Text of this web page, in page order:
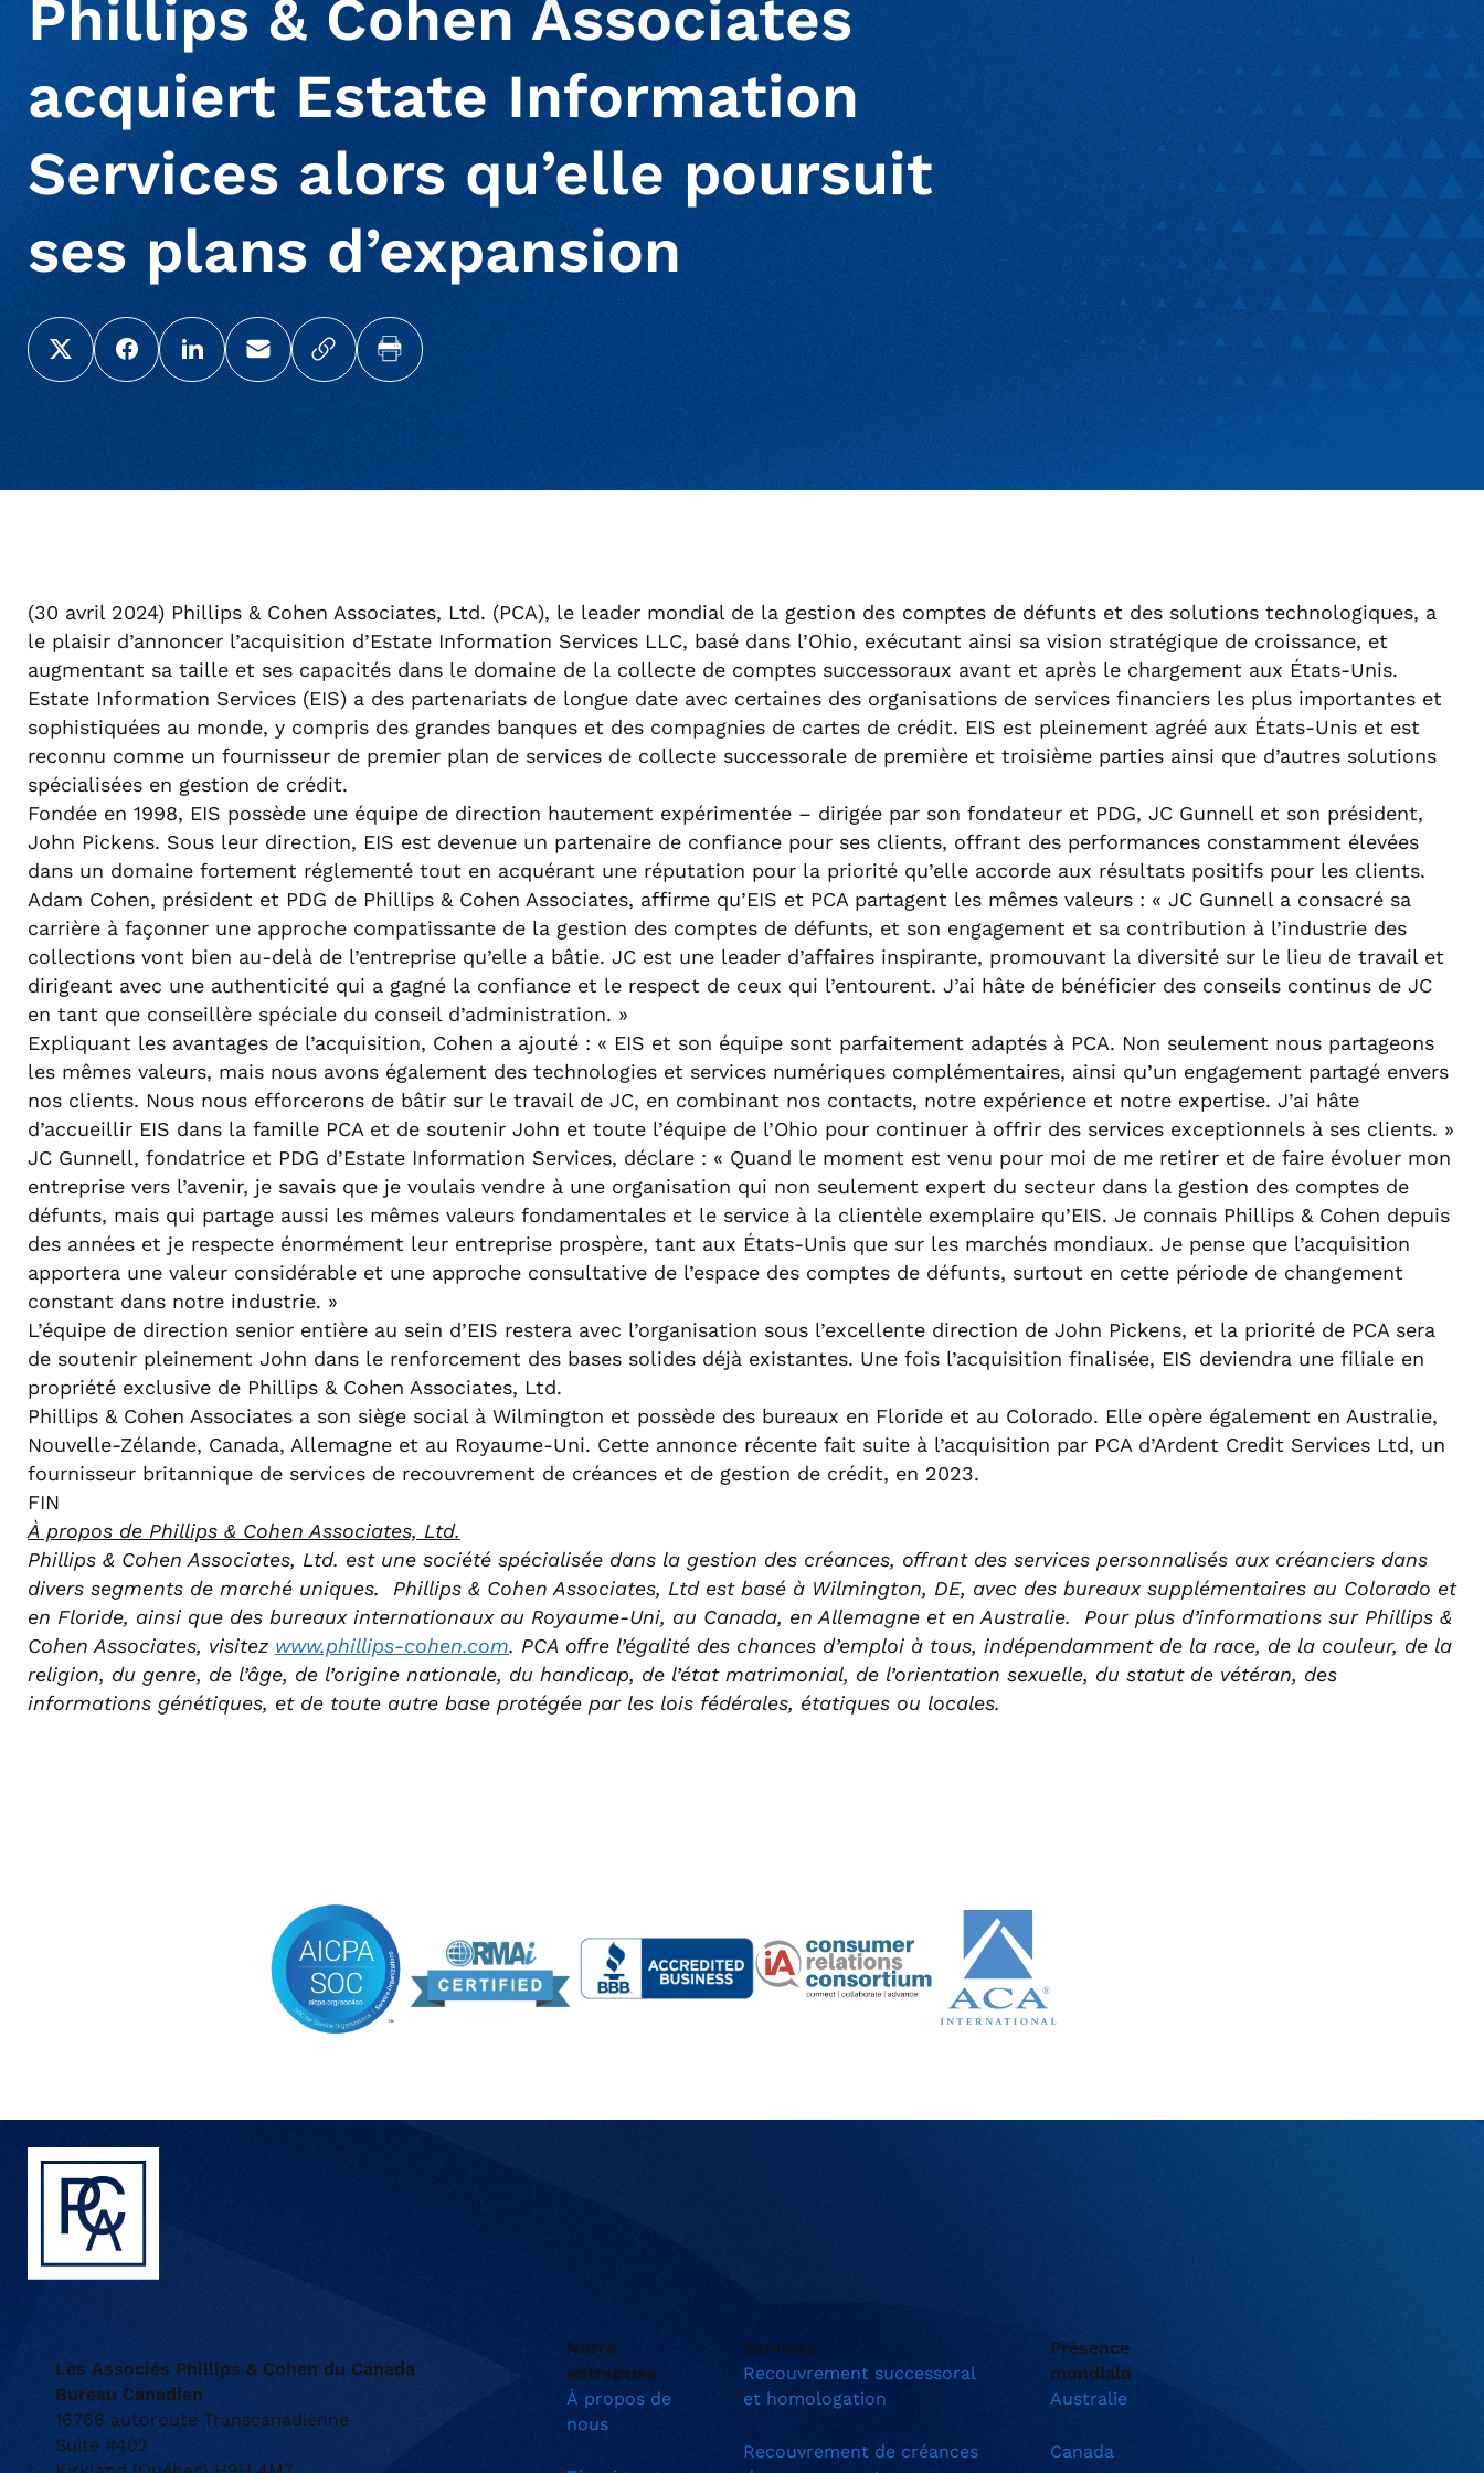
Phillips & Cohen Associates
acquiert Estate Information
Services alors qu’elle poursuit
ses plans d’expansion
Share this page on X (Twitter)
Share this link on Facebook
Share this link on LinkedIn
Email a link to this page
Copy a link to your clipboard
Print this page
(30 avril 2024) Phillips & Cohen Associates, Ltd. (PCA), le leader mondial de la gestion des comptes de défunts et des solutions technologiques, a
le plaisir d’annoncer l’acquisition d’Estate Information Services LLC, basé dans l’Ohio, exécutant ainsi sa vision stratégique de croissance, et
augmentant sa taille et ses capacités dans le domaine de la collecte de comptes successoraux avant et après le chargement aux États-Unis.
Estate Information Services (EIS) a des partenariats de longue date avec certaines des organisations de services financiers les plus importantes et
sophistiquées au monde, y compris des grandes banques et des compagnies de cartes de crédit. EIS est pleinement agréé aux États-Unis et est
reconnu comme un fournisseur de premier plan de services de collecte successorale de première et troisième parties ainsi que d’autres solutions
spécialisées en gestion de crédit.
Fondée en 1998, EIS possède une équipe de direction hautement expérimentée – dirigée par son fondateur et PDG, JC Gunnell et son président,
John Pickens. Sous leur direction, EIS est devenue un partenaire de confiance pour ses clients, offrant des performances constamment élevées
dans un domaine fortement réglementé tout en acquérant une réputation pour la priorité qu’elle accorde aux résultats positifs pour les clients.
Adam Cohen, président et PDG de Phillips & Cohen Associates, affirme qu’EIS et PCA partagent les mêmes valeurs : « JC Gunnell a consacré sa
carrière à façonner une approche compatissante de la gestion des comptes de défunts, et son engagement et sa contribution à l’industrie des
collections vont bien au-delà de l’entreprise qu’elle a bâtie. JC est une leader d’affaires inspirante, promouvant la diversité sur le lieu de travail et
dirigeant avec une authenticité qui a gagné la confiance et le respect de ceux qui l’entourent. J’ai hâte de bénéficier des conseils continus de JC
en tant que conseillère spéciale du conseil d’administration. »
Expliquant les avantages de l’acquisition, Cohen a ajouté : « EIS et son équipe sont parfaitement adaptés à PCA. Non seulement nous partageons
les mêmes valeurs, mais nous avons également des technologies et services numériques complémentaires, ainsi qu’un engagement partagé envers
nos clients. Nous nous efforcerons de bâtir sur le travail de JC, en combinant nos contacts, notre expérience et notre expertise. J’ai hâte
d’accueillir EIS dans la famille PCA et de soutenir John et toute l’équipe de l’Ohio pour continuer à offrir des services exceptionnels à ses clients. »
JC Gunnell, fondatrice et PDG d’Estate Information Services, déclare : « Quand le moment est venu pour moi de me retirer et de faire évoluer mon
entreprise vers l’avenir, je savais que je voulais vendre à une organisation qui non seulement expert du secteur dans la gestion des comptes de
défunts, mais qui partage aussi les mêmes valeurs fondamentales et le service à la clientèle exemplaire qu’EIS. Je connais Phillips & Cohen depuis
des années et je respecte énormément leur entreprise prospère, tant aux États-Unis que sur les marchés mondiaux. Je pense que l’acquisition
apportera une valeur considérable et une approche consultative de l’espace des comptes de défunts, surtout en cette période de changement
constant dans notre industrie. »
L’équipe de direction senior entière au sein d’EIS restera avec l’organisation sous l’excellente direction de John Pickens, et la priorité de PCA sera
de soutenir pleinement John dans le renforcement des bases solides déjà existantes. Une fois l’acquisition finalisée, EIS deviendra une filiale en
propriété exclusive de Phillips & Cohen Associates, Ltd.
Phillips & Cohen Associates a son siège social à Wilmington et possède des bureaux en Floride et au Colorado. Elle opère également en Australie,
Nouvelle-Zélande, Canada, Allemagne et au Royaume-Uni. Cette annonce récente fait suite à l’acquisition par PCA d’Ardent Credit Services Ltd, un
fournisseur britannique de services de recouvrement de créances et de gestion de crédit, en 2023.
FIN
À propos de Phillips & Cohen Associates, Ltd.
Phillips & Cohen Associates, Ltd. est une société spécialisée dans la gestion des créances, offrant des services personnalisés aux créanciers dans
divers segments de marché uniques. Phillips & Cohen Associates, Ltd est basé à Wilmington, DE, avec des bureaux supplémentaires au Colorado et
en Floride, ainsi que des bureaux internationaux au Royaume-Uni, au Canada, en Allemagne et en Australie. Pour plus d’informations sur Phillips &
Cohen Associates, visitez www.phillips-cohen.com. PCA offre l’égalité des chances d’emploi à tous, indépendamment de la race, de la couleur, de la
religion, du genre, de l’âge, de l’origine nationale, du handicap, de l’état matrimonial, de l’orientation sexuelle, du statut de vétéran, des
informations génétiques, et de toute autre base protégée par les lois fédérales, étatiques ou locales.
Les Associés Phillips & Cohen du Canada
Bureau Canadien
16766 autoroute Transcanadienne
Suite #402
Notre
entreprise
À propos de
nous
Services
Recouvrement successoral
et homologation
Recouvrement de créances
Présence
mondiale
Australie
Canada